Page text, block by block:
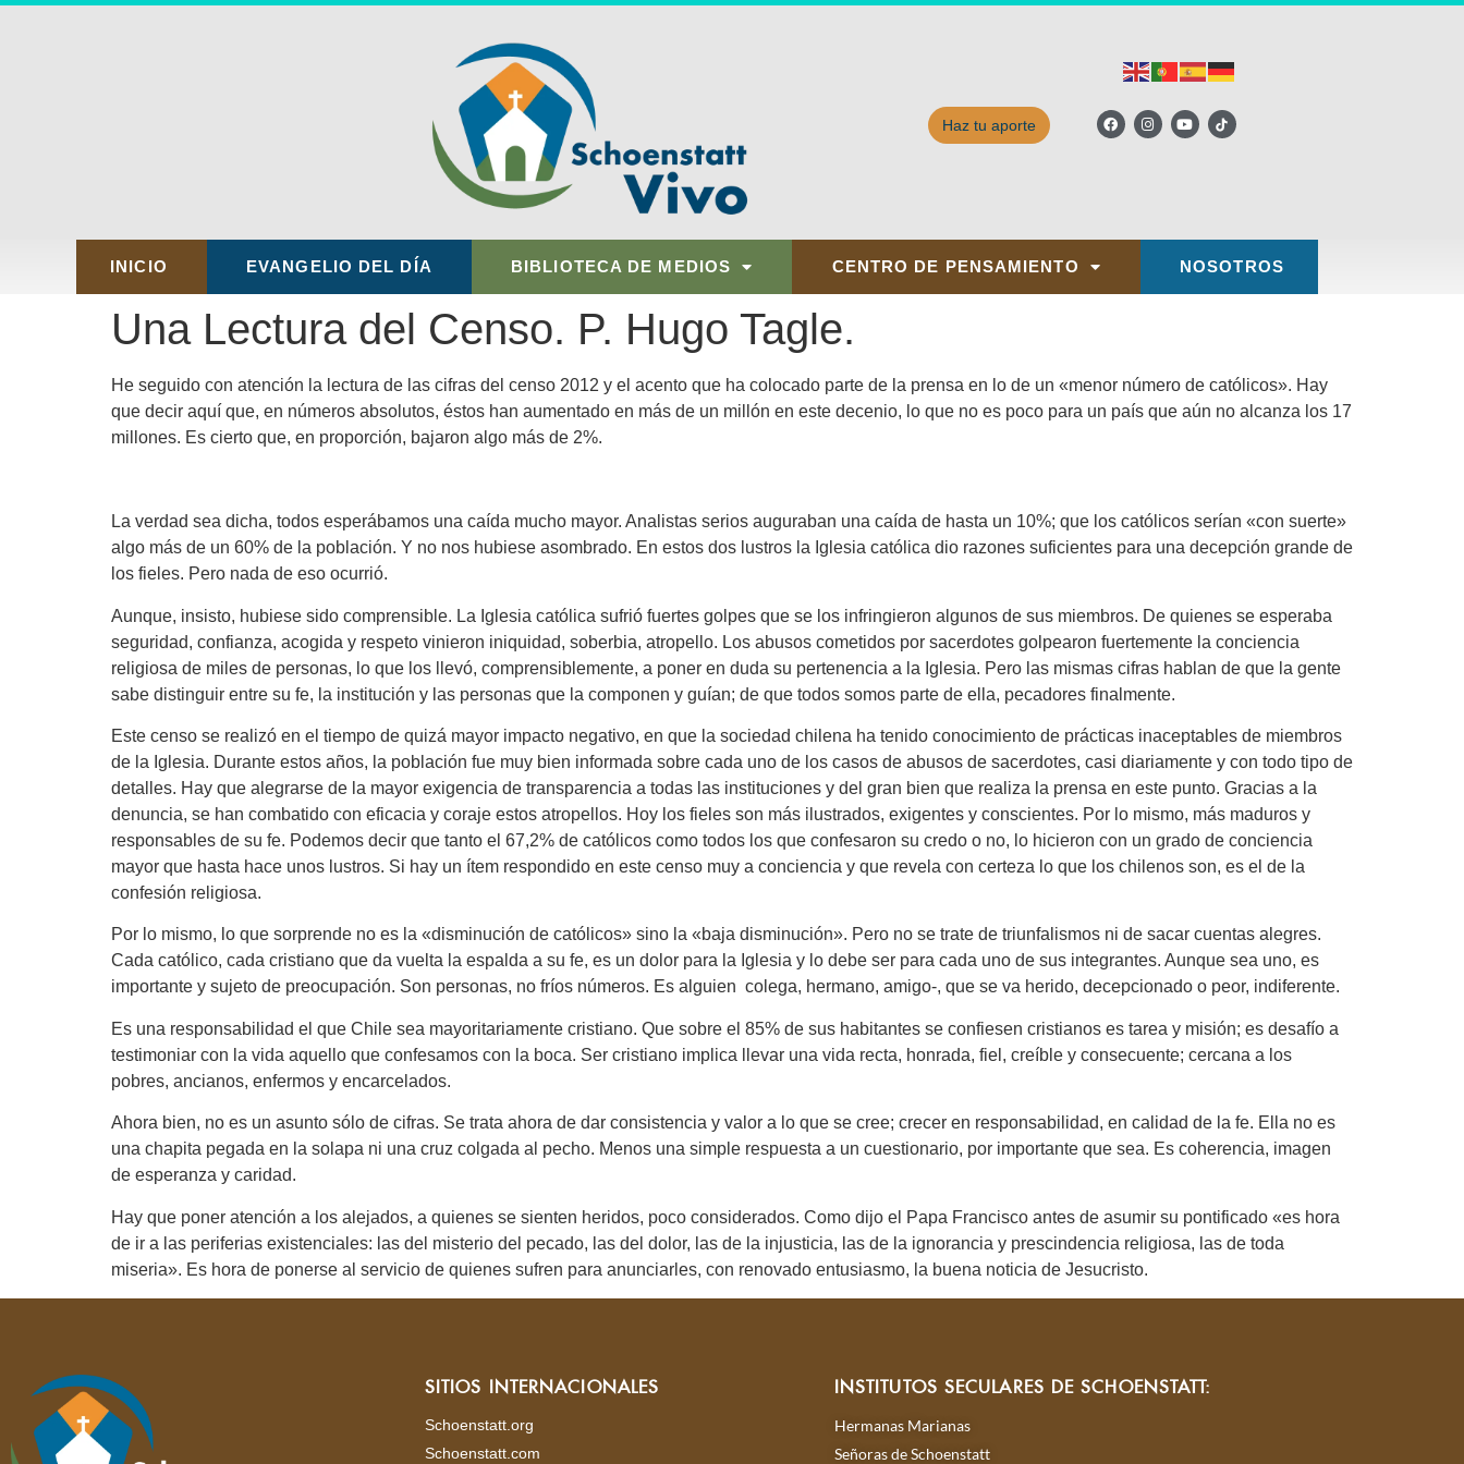
Haz tu aporte
INICIO EVANGELIO DEL DÍA BIBLIOTECA DE MEDIOS CENTRO DE PENSAMIENTO NOSOTROS
Una Lectura del Censo. P. Hugo Tagle.
He seguido con atención la lectura de las cifras del censo 2012 y el acento que ha colocado parte de la prensa en lo de un «menor número de católicos». Hay
que decir aquí que, en números absolutos, éstos han aumentado en más de un millón en este decenio, lo que no es poco para un país que aún no alcanza los 17
millones. Es cierto que, en proporción, bajaron algo más de 2%.
La verdad sea dicha, todos esperábamos una caída mucho mayor. Analistas serios auguraban una caída de hasta un 10%; que los católicos serían «con suerte»
algo más de un 60% de la población. Y no nos hubiese asombrado. En estos dos lustros la Iglesia católica dio razones suficientes para una decepción grande de
los fieles. Pero nada de eso ocurrió.
Aunque, insisto, hubiese sido comprensible. La Iglesia católica sufrió fuertes golpes que se los infringieron algunos de sus miembros. De quienes se esperaba
seguridad, confianza, acogida y respeto vinieron iniquidad, soberbia, atropello. Los abusos cometidos por sacerdotes golpearon fuertemente la conciencia
religiosa de miles de personas, lo que los llevó, comprensiblemente, a poner en duda su pertenencia a la Iglesia. Pero las mismas cifras hablan de que la gente
sabe distinguir entre su fe, la institución y las personas que la componen y guían; de que todos somos parte de ella, pecadores finalmente.
Este censo se realizó en el tiempo de quizá mayor impacto negativo, en que la sociedad chilena ha tenido conocimiento de prácticas inaceptables de miembros
de la Iglesia. Durante estos años, la población fue muy bien informada sobre cada uno de los casos de abusos de sacerdotes, casi diariamente y con todo tipo de
detalles. Hay que alegrarse de la mayor exigencia de transparencia a todas las instituciones y del gran bien que realiza la prensa en este punto. Gracias a la
denuncia, se han combatido con eficacia y coraje estos atropellos. Hoy los fieles son más ilustrados, exigentes y conscientes. Por lo mismo, más maduros y
responsables de su fe. Podemos decir que tanto el 67,2% de católicos como todos los que confesaron su credo o no, lo hicieron con un grado de conciencia
mayor que hasta hace unos lustros. Si hay un ítem respondido en este censo muy a conciencia y que revela con certeza lo que los chilenos son, es el de la
confesión religiosa.
Por lo mismo, lo que sorprende no es la «disminución de católicos» sino la «baja disminución». Pero no se trate de triunfalismos ni de sacar cuentas alegres.
Cada católico, cada cristiano que da vuelta la espalda a su fe, es un dolor para la Iglesia y lo debe ser para cada uno de sus integrantes. Aunque sea uno, es
importante y sujeto de preocupación. Son personas, no fríos números. Es alguien  colega, hermano, amigo-, que se va herido, decepcionado o peor, indiferente.
Es una responsabilidad el que Chile sea mayoritariamente cristiano. Que sobre el 85% de sus habitantes se confiesen cristianos es tarea y misión; es desafío a
testimoniar con la vida aquello que confesamos con la boca. Ser cristiano implica llevar una vida recta, honrada, fiel, creíble y consecuente; cercana a los
pobres, ancianos, enfermos y encarcelados.
Ahora bien, no es un asunto sólo de cifras. Se trata ahora de dar consistencia y valor a lo que se cree; crecer en responsabilidad, en calidad de la fe. Ella no es
una chapita pegada en la solapa ni una cruz colgada al pecho. Menos una simple respuesta a un cuestionario, por importante que sea. Es coherencia, imagen
de esperanza y caridad.
Hay que poner atención a los alejados, a quienes se sienten heridos, poco considerados. Como dijo el Papa Francisco antes de asumir su pontificado «es hora
de ir a las periferias existenciales: las del misterio del pecado, las del dolor, las de la injusticia, las de la ignorancia y prescindencia religiosa, las de toda
miseria». Es hora de ponerse al servicio de quienes sufren para anunciarles, con renovado entusiasmo, la buena noticia de Jesucristo.
SITIOS INTERNACIONALES
Schoenstatt.org
Schoenstatt.com
INSTITUTOS SECULARES DE SCHOENSTATT:
Hermanas Marianas
Señoras de Schoenstatt